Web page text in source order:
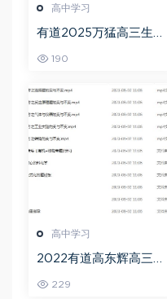
高中学习
有道2025万猛高三生物
教程
190
高中学习
2022有道高东辉高三化
频教程+讲义+点睛班
229